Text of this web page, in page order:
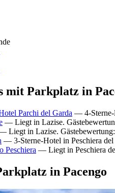
mit Parkplatz in
Parchi del Garda — 4-Sterne-
— Liegt in Lazise.
Liegt in Lazise.
— 3-Sterne-Hotel in Peschiera
Peschiera — Liegt in Peschiera
in Pacengo